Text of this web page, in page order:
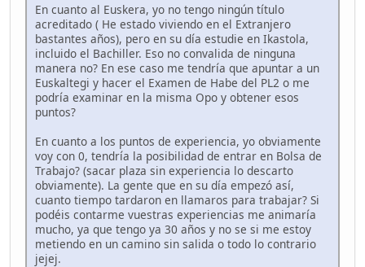
En cuanto al Euskera, yo no tengo ningún título
acreditado ( He estado viviendo en el Extranjero
bastantes años), pero en su día estudie en Ikastola,
incluido el Bachiller. Eso no convalida de ninguna
manera no? En ese caso me tendría que apuntar a un
Euskaltegi y hacer el Examen de Habe del PL2 o me
podría examinar en la misma Opo y obtener esos
puntos?
En cuanto a los puntos de experiencia, yo obviamente
voy con 0, tendría la posibilidad de entrar en Bolsa de
Trabajo? (sacar plaza sin experiencia lo descarto
obviamente). La gente que en su día empezó así,
cuanto tiempo tardaron en llamaros para trabajar? Si
podéis contarme vuestras experiencias me animaría
mucho, ya que tengo ya 30 años y no se si me estoy
metiendo en un camino sin salida o todo lo contrario
jejej.